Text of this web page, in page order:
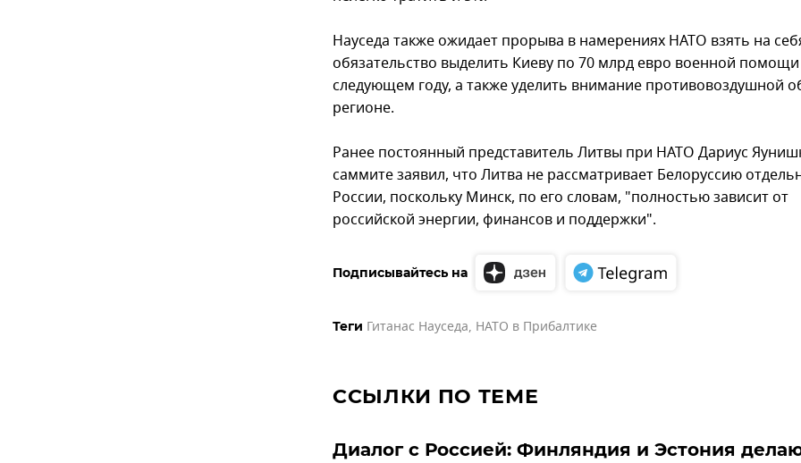
Науседа также ожидает прорыва в намерениях НАТО взять на
обязательство выделить Киеву по 70 млрд евро военной
следующем году, а также уделить внимание противовоздушной
регионе.
Ранее постоянный представитель Литвы при НАТО Дариус
саммите заявил, что Литва не рассматривает Белоруссию
России, поскольку Минск, по его словам, "полностью зависит от
российской энергии, финансов и поддержки".
Подписывайтесь на
Теги Гитанас Науседа, НАТО в Прибалтике
ССЫЛКИ ПО ТЕМЕ
Диалог с Россией: Финляндия и Эстония